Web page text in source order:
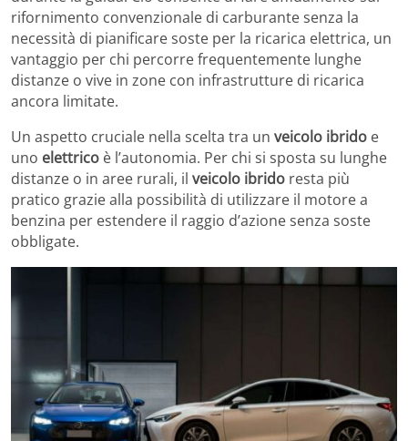
rifornimento convenzionale di carburante senza la
necessità di pianificare soste per la ricarica elettrica, un
vantaggio per chi percorre frequentemente lunghe
distanze o vive in zone con infrastrutture di ricarica
ancora limitate.
Un aspetto cruciale nella scelta tra un veicolo ibrido e
uno elettrico è l’autonomia. Per chi si sposta su lunghe
distanze o in aree rurali, il veicolo ibrido resta più
pratico grazie alla possibilità di utilizzare il motore a
benzina per estendere il raggio d’azione senza soste
obbligate.